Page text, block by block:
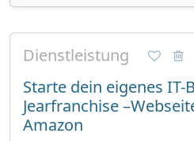
Dienstleistung
Starte dein eigenes IT-
Jearfranchise
Amazon